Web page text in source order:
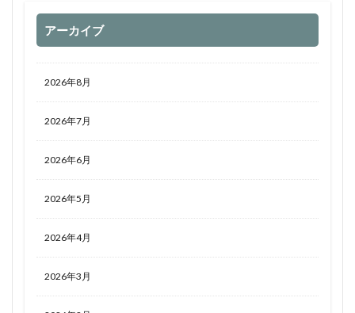
アーカイブ
2026年8月
2026年7月
2026年6月
2026年5月
2026年4月
2026年3月